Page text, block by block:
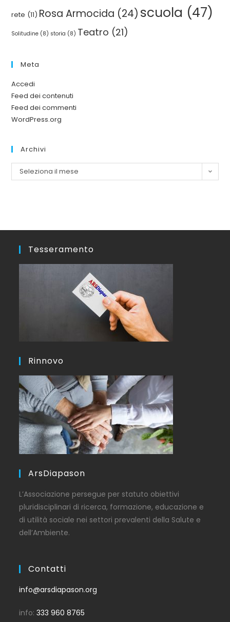
rete (11) Rosa Armocida (24) scuola (47)
Solitudine (8) storia (8) Teatro (21)
Meta
Accedi
Feed dei contenuti
Feed dei commenti
WordPress.org
Archivi
Seleziona il mese
Tesseramento
Rinnovo
ArsDiapason
L’Associazione persegue per statuto obiettivi
pluridisciplinari di ricerca, formazione, educazione e
di utilità sociale nei settori prevalenti della Salute e
dell’Ambiente.
Contatti
info@arsdiapason.org
info:333 960 8765